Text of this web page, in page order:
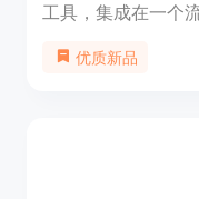
工具，集成在一个
优点在于速度快，
优质新品